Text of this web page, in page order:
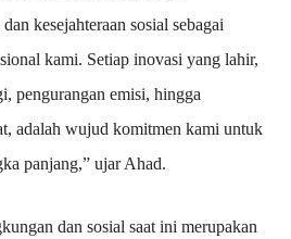
kesejahteraan sosial sebagai
kami. Setiap inovasi yang lahir,
pengurangan emisi, hingga
adalah wujud komitmen kami untuk
panjang,” ujar Ahad.
dan sosial saat ini merupakan